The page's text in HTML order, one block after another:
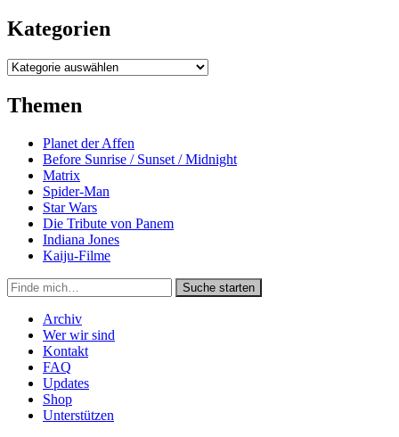
Kategorien
Kategorien
Themen
Planet der Affen
Before Sunrise / Sunset / Midnight
Matrix
Spider-Man
Star Wars
Die Tribute von Panem
Indiana Jones
Kaiju-Filme
Suche
in
https://secondunit-
podcast.de/
Suche starten
Archiv
Wer wir sind
Kontakt
FAQ
Updates
Shop
Unterstützen